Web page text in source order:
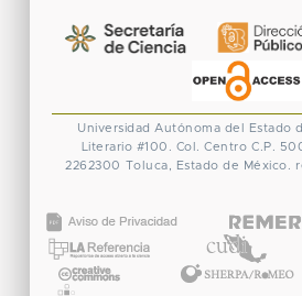
Universidad Autónoma del Estado
Literario #100. Col. Centro C.P.
2262300 Toluca, Estado de México.